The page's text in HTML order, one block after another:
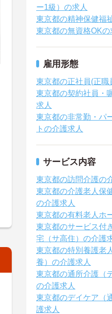
ー1級）の求人
東京都の精神保健福
東京都の無資格OKの
雇用形態
東京都の正社員(正職
東京都の契約社員・
求人
東京都の非常勤・パ
トの介護求人
サービス内容
東京都の訪問介護の
東京都の介護老人保
の介護求人
東京都の有料老人ホ
東京都のサービス付
宅（サ高住）の介護
東京都の特別養護老
養）の介護求人
東京都の通所介護（
の介護求人
東京都のデイケア（
護求人